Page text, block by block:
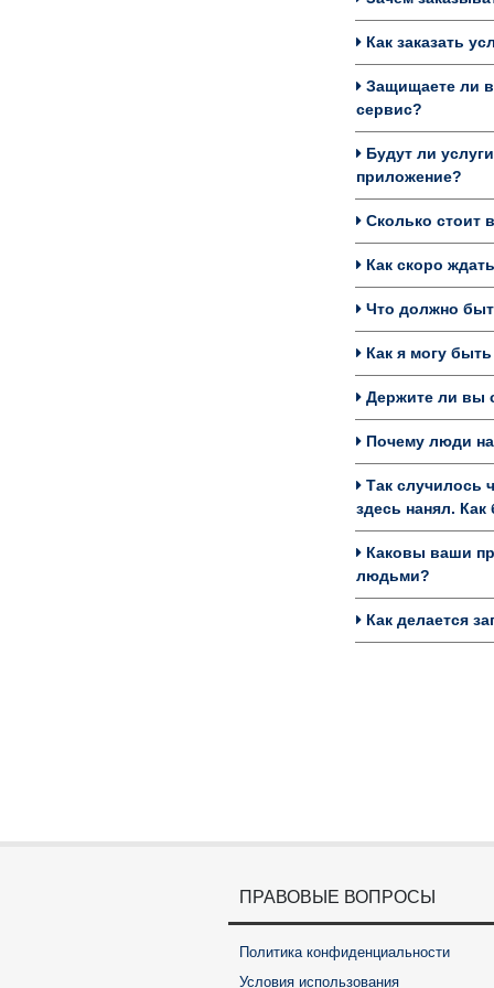
Как заказать
Защищаете ли
сервис?
Будут ли
приложение?
Сколько стоит
Как скоро
Что должно
Как я могу
Держите ли вы
Почему люди
Так случилось
здесь нанял.
Каковы ваши
людьми?
Как делается
ПРАВОВЫЕ ВОПРОСЫ
Политика конфиденциальности
Условия использования